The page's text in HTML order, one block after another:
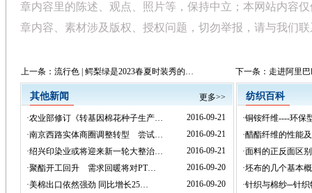
章内容里的陈述、观点、照片等，保持中立；本网站内容
章内容、素材涉及版权、授权问题，切勿举报，请与我们联
上一条： 流行色 | 鳄梨绿是2023春夏时装秀的… 下一条： 走进阿里
其他新闻 更多>>
·农业部修订《转基因棉花种子生产…
2016-09-21
·南京西路实体商圈调整转型 尝试…
2016-09-21
·绍兴印染业或将迎来新一轮大整治…
2016-09-21
·聚酯开工回升 需求回暖将对PT…
2016-09-20
·美棉出口依然强劲 同比增长25…
2016-09-20
纺织百科
·铜铵纤维----环保
·醋酯纤维的性能
·面料的正反面区别
·坯布的几个基本
·针织与棉纱─针织